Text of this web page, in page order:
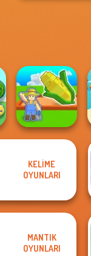
My Garden
Journey
KELIME
OYUNLARI
MANTIK
OYUNLARI